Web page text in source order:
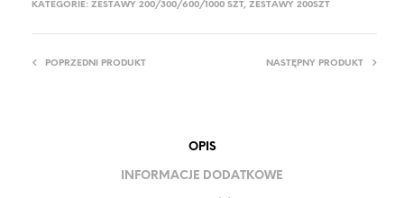
KATEGORIE: ZESTAWY 200/300/600/1000 SZT, ZESTAWY 200SZT
POPRZEDNI PRODUKT NASTĘPNY PRODUKT
OPIS
INFORMACJE DODATKOWE